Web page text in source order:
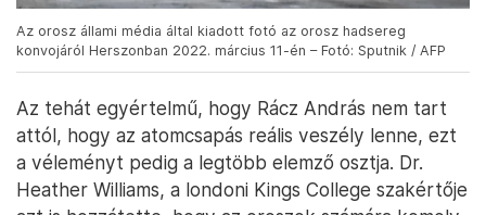
Az orosz állami média által kiadott fotó az orosz hadsereg
konvojáról Herszonban 2022. március 11-én – Fotó: Sputnik / AFP
Az tehát egyértelmű, hogy Rácz András nem tart
attól, hogy az atomcsapás reális veszély lenne, ezt
a véleményt pedig a legtöbb elemző osztja. Dr.
Heather Williams, a londoni Kings College szakértője